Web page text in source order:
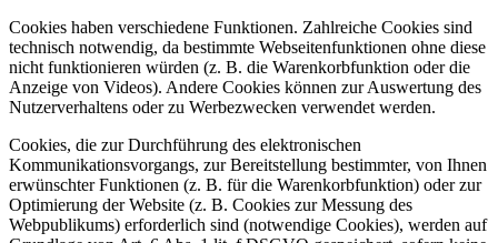
Cookies haben verschiedene Funktionen. Zahlreiche Cookies sind
technisch notwendig, da bestimmte Webseitenfunktionen ohne diese
nicht funktionieren würden (z. B. die Warenkorbfunktion oder die
Anzeige von Videos). Andere Cookies können zur Auswertung des
Nutzerverhaltens oder zu Werbezwecken verwendet werden.
Cookies, die zur Durchführung des elektronischen
Kommunikationsvorgangs, zur Bereitstellung bestimmter, von Ihnen
erwünschter Funktionen (z. B. für die Warenkorbfunktion) oder zur
Optimierung der Website (z. B. Cookies zur Messung des
Webpublikums) erforderlich sind (notwendige Cookies), werden auf